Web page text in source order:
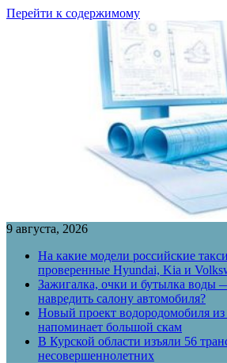
Перейти к содержимому
9 августа, 2026
На какие модели российские
проверенные Hyundai, Kia и
Зажигалка, очки и бутылка воды
навредить салону автомобиля?
Новый проект водородомобиля из
напоминает большой скам
В Курской области изъяли 56
несовершеннолетних